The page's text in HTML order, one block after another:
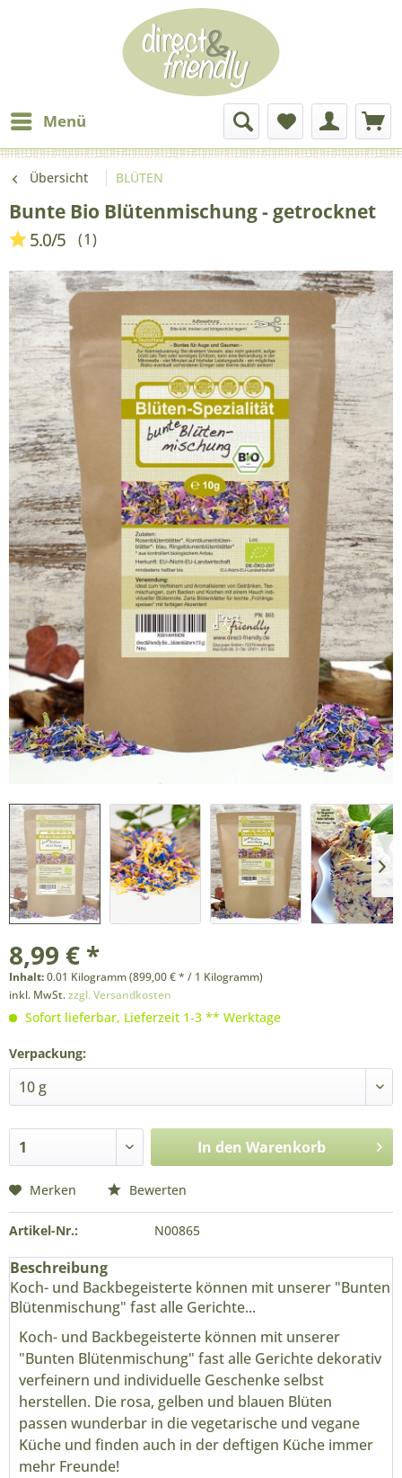
Menü
Übersicht BLÜTEN
Bunte Bio Blütenmischung - getrocknet
5.0/5 (1)
8,99 € *
Inhalt:0.01 Kilogramm (899,00 € * / 1 Kilogramm)
inkl. MwSt.zzgl. Versandkosten
Sofort lieferbar, Lieferzeit 1-3 ** Werktage
Verpackung:
In den Warenkorb
Merken Bewerten
Artikel-Nr.: N00865
Beschreibung
Koch- und Backbegeisterte können mit unserer "Bunten
Blütenmischung" fast alle Gerichte...
Koch- und Backbegeisterte können mit unserer
"Bunten Blütenmischung" fast alle Gerichte dekorativ
verfeinern und individuelle Geschenke selbst
herstellen. Die rosa, gelben und blauen Blüten
passen wunderbar in die vegetarische und vegane
Küche und finden auch in der deftigen Küche immer
mehr Freunde!